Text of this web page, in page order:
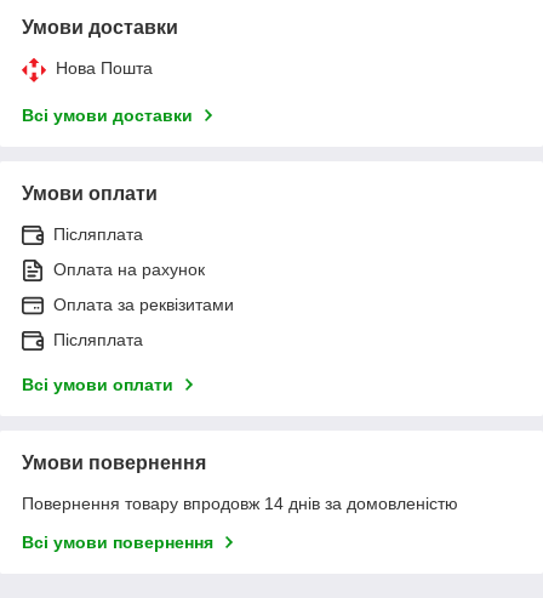
Умови доставки
Нова Пошта
Всі умови доставки
Умови оплати
Післяплата
Оплата на рахунок
Оплата за реквізитами
Післяплата
Всі умови оплати
Умови повернення
Повернення товару впродовж 14 днів за домовленістю
Всі умови повернення